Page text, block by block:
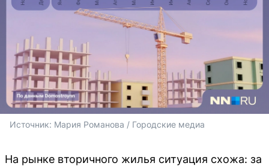
Источник: Мария Романова / Городские медиа
На рынке вторичного жилья ситуация схожа: за